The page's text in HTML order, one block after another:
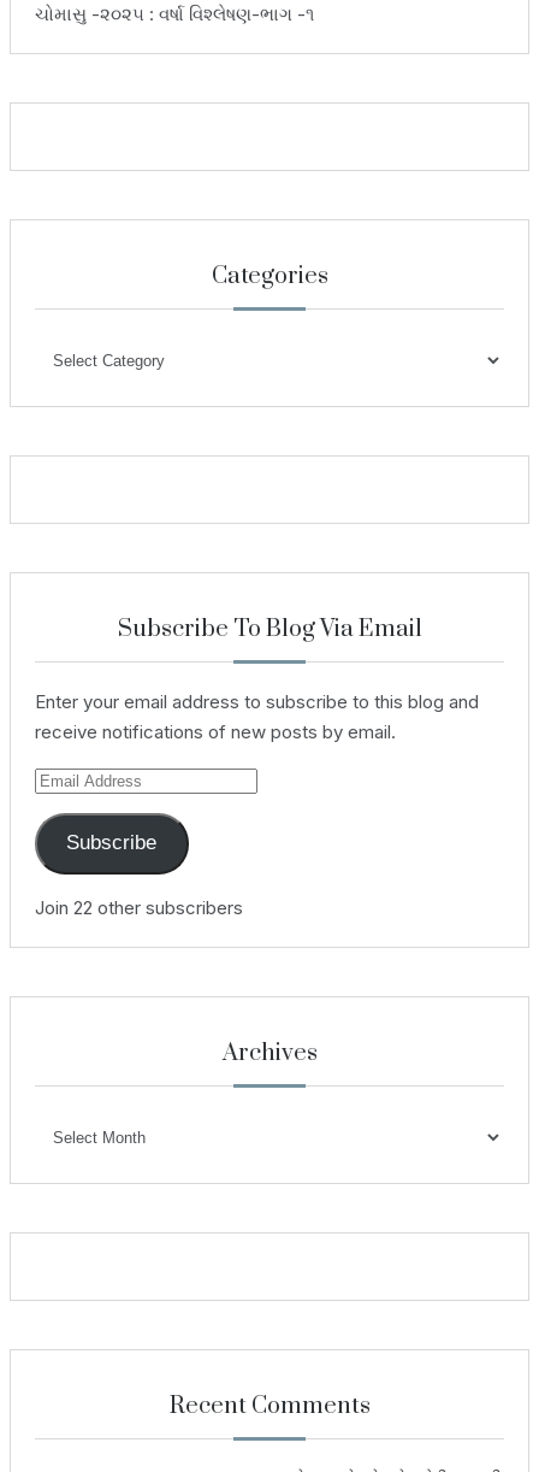
ચોમાસુ -૨૦૨૫ : વર્ષા વિશ્લેષણ-ભાગ -૧
Categories
Subscribe To Blog Via Email
Enter your email address to subscribe to this blog and
receive notifications of new posts by email.
Email
Address
Subscribe
Join 22 other subscribers
Archives
Recent Comments